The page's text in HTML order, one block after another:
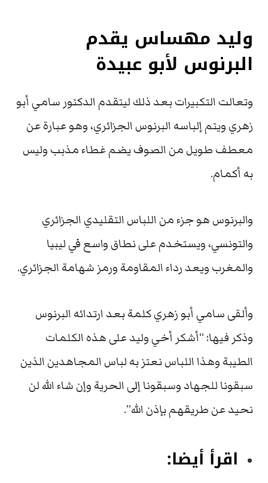
وليد مهساس يقدم
البرنوس لأبو عبيدة
وتعالت التكبيرات بعد ذلك ليتقدم الدكتور سامي أبو
زهري ويتم إلباسه البرنوس الجزائري، وهو عبارة عن
معطف طويل من الصوف يضم غطاء مذبب وليس
به أكمام.
والبرنوس هو جزء من اللباس التقليدي الجزائري
والتونسي، ويستخدم على نطاق واسع في ليبيا
والمغرب ويعد رداء المقاومة ورمز شهامة الجزائري.
وألقى سامي أبو زهري كلمة بعد ارتدائه البرنوس
وذكر فيها: “أشكر أخي وليد على هذه الكلمات
الطيبة وهذا اللباس نعتز به لباس المجاهدين الذين
سبقونا للجهاد وسبقونا إلى الحرية وإن شاء الله لن
نحيد عن طريقهم بإذن الله”.
اقرأ أيضا: